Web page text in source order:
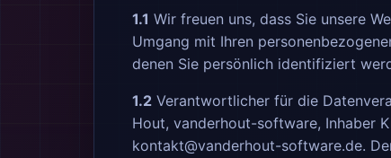
1.1 Wir freuen uns, dass Sie unsere
Umgang mit Ihren
denen Sie persönlich identifiziert
1.2 Verantwortlicher für die
Hout, vanderhout-software, Inhaber
kontakt@vanderhout-software.de.